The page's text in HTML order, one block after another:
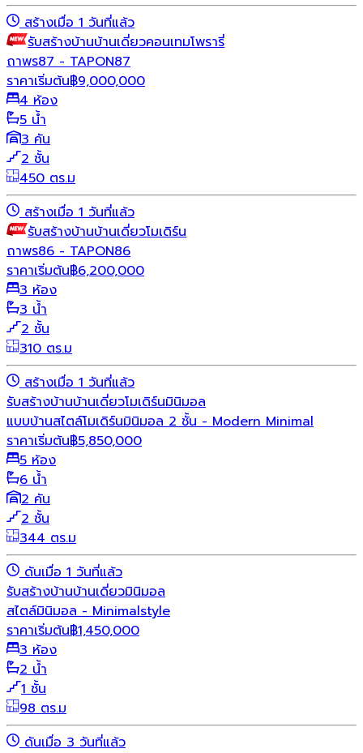
สร้างเมื่อ 1 วันที่แล้ว
รับสร้างบ้านบ้านเดี่ยวคอนเทมโพรารี่
ถาพร87 - TAPON87
ราคาเริ่มต้น฿9,000,000
4 ห้อง
5 น้ำ
3 คัน
2 ชั้น
450 ตร.ม
สร้างเมื่อ 1 วันที่แล้ว
รับสร้างบ้านบ้านเดี่ยวโมเดิร์น
ถาพร86 - TAPON86
ราคาเริ่มต้น฿6,200,000
3 ห้อง
3 น้ำ
2 ชั้น
310 ตร.ม
สร้างเมื่อ 1 วันที่แล้ว
รับสร้างบ้านบ้านเดี่ยวโมเดิร์นมินิมอล
แบบบ้านสไตล์โมเดิร์นมินิมอล 2 ชั้น - Modern Minimal
ราคาเริ่มต้น฿5,850,000
5 ห้อง
6 น้ำ
2 คัน
2 ชั้น
344 ตร.ม
ดันเมื่อ 1 วันที่แล้ว
รับสร้างบ้านบ้านเดี่ยวมินิมอล
สไตล์มินิมอล - Minimalstyle
ราคาเริ่มต้น฿1,450,000
3 ห้อง
2 น้ำ
1 ชั้น
98 ตร.ม
ดันเมื่อ 3 วันที่แล้ว